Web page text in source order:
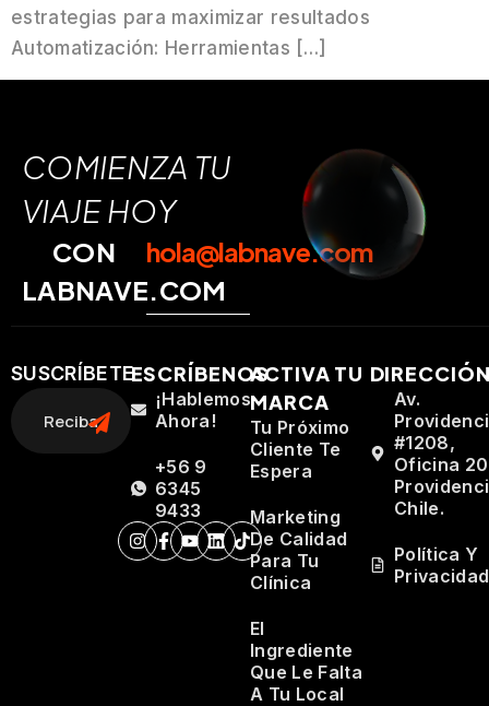
estrategias para maximizar resultados
Automatización: Herramientas […]
COMIENZA TU
VIAJE HOY
CON
LABNAVE.COM
hola@labnave.com
SUSCRÍBETEESCRÍBENOS
¡Hablemos
Ahora!
+56 9
6345
9433
ACTIVA TU
MARCA
Tu Próximo
Cliente Te
Espera
Marketing
De Calidad
Para Tu
Clínica
El
Ingrediente
Que Le Falta
A Tu Local
Av.
#1208,
Oficina
Chile.
Política Y
Privacidad